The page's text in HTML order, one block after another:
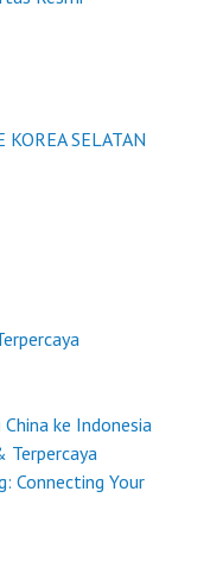
KOREA SELATAN
ke Indonesia
Terpercaya
Connecting Your